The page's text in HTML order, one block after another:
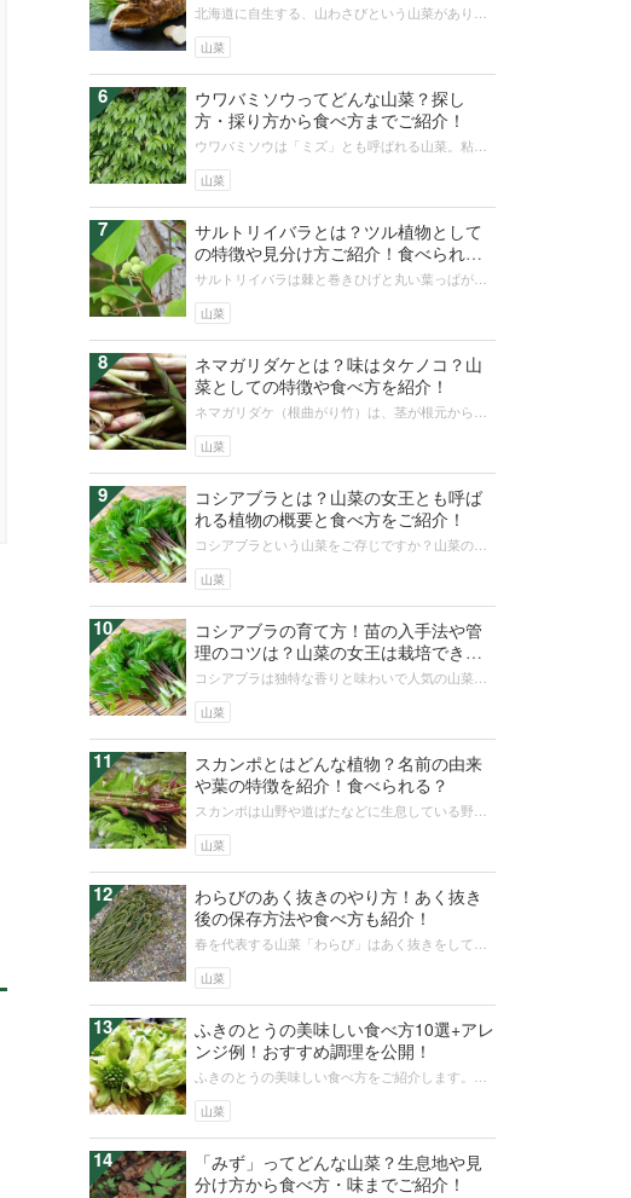
山菜
北海道に自生する、山わさびという山菜がありま
色は白く、育つ環境が違います。食べ...
6
山菜
ウワバミソウってどんな山菜？探し
方・採り方から食べ方までご紹介！
ウワバミソウは「ミズ」とも呼ばれる山菜。粘り
に生息場所や特徴を押さえれば、意外...
7
山菜
サルトリイバラとは？ツル植物として
の特徴や見分け方ご紹介！食べられ
る？
サルトリイバラは棘と巻きひげと丸い葉っぱが特
っぱにも利用されてきました。山菜サ...
8
山菜
ネマガリダケとは？味はタケノコ？山
菜としての特徴や食べ方を紹介！
ネマガリダケ（根曲がり竹）は、茎が根元から曲
指します。ヒメタケ（姫竹）と呼ぶ地...
9
山菜
コシアブラとは？山菜の女王とも呼ば
れる植物の概要と食べ方をご紹介！
コシアブラという山菜をご存じですか？山菜の王
山菜の女王とも呼ばれています。この...
10
山菜
コシアブラの育て方！苗の入手法や管
理のコツは？山菜の女王は栽培でき
る？
コシアブラは独特な香りと味わいで人気の山菜で
期ごとの管理などでちょっとしたコツ...
11
山菜
スカンポとはどんな植物？名前の由来
や葉の特徴を紹介！食べられる？
スカンポは山野や道ばたなどに生息している野草
ースト100にも選出されています。...
12
山菜
わらびのあく抜きのやり方！あく抜き
後の保存方法や食べ方も紹介！
春を代表する山菜「わらび」はあく抜きをしてか
は、重曹を使った茹で方や塩漬けによる...
13
山菜
ふきのとうの美味しい食べ方10選+アレ
ンジ例！おすすめ調理を公開！
ふきのとうの美味しい食べ方をご紹介します。ふ
から、あっと驚く洋風レシピまで。春...
14
「みず」ってどんな山菜？生息地や見
分け方から食べ方・味までご紹介！